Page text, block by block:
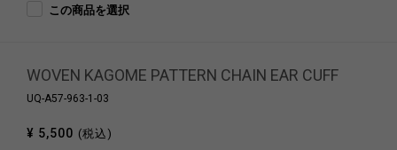
この商品を選択
WOVEN KAGOME PATTERN CHAIN EAR CUFF
UQ-A57-963-1-03
¥ 5,500 (税込)